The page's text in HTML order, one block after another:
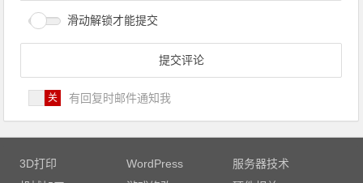
滑动解锁才能提交
有回复时邮件通知我
3D打印 WordPress
服务器技术